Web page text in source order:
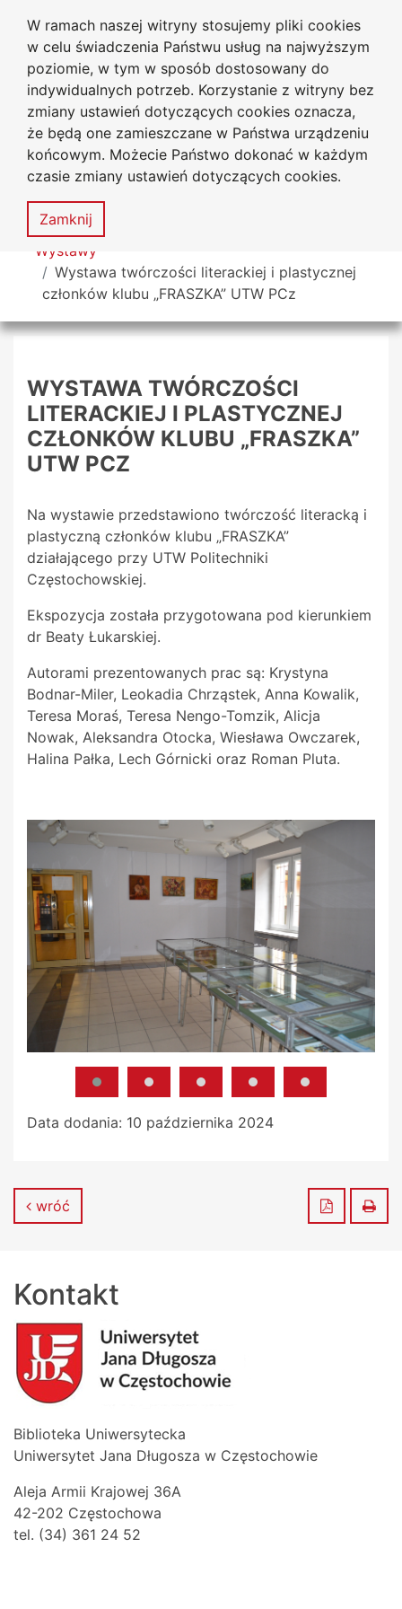
W ramach naszej witryny stosujemy pliki cookies
w celu świadczenia Państwu usług na najwyższym
poziomie, w tym w sposób dostosowany do
indywidualnych potrzeb. Korzystanie z witryny bez
zmiany ustawień dotyczących cookies oznacza,
że będą one zamieszczane w Państwa urządzeniu
końcowym. Możecie Państwo dokonać w każdym
czasie zmiany ustawień dotyczących cookies.
Zamknij
Przejdź do głównego menu
Przejdź do treści
Przejdź do wyszukiwarki
Przejdź do mapy serwisu
Biblioteka Uniwersytecka
Uniwersytetu Jana Długosza
w Częstochowie
Deklaracja
dostępności
Mapa
serwisu
MENU
Tutaj jesteś
Wystawy
Wystawa twórczości literackiej i plastycznej
członków klubu „FRASZKA” UTW PCz
WYSTAWA TWÓRCZOŚCI
LITERACKIEJ I PLASTYCZNEJ
CZŁONKÓW KLUBU „FRASZKA”
UTW PCZ
Na wystawie przedstawiono twórczość literacką i
plastyczną członków klubu „FRASZKA”
działającego przy UTW Politechniki
Częstochowskiej.
Ekspozycja została przygotowana pod kierunkiem
dr Beaty Łukarskiej.
Autorami prezentowanych prac są: Krystyna
Bodnar-Miler, Leokadia Chrząstek, Anna Kowalik,
Teresa Moraś, Teresa Nengo-Tomzik, Alicja
Nowak, Aleksandra Otocka, Wiesława Owczarek,
Halina Pałka, Lech Górnicki oraz Roman Pluta.
Data dodania: 10 października 2024
wróć Zapisz do
Kontakt
Biblioteka Uniwersytecka
Uniwersytet Jana Długosza w Częstochowie
Aleja Armii Krajowej 36A
42-202 Częstochowa
tel. (34) 361 24 52